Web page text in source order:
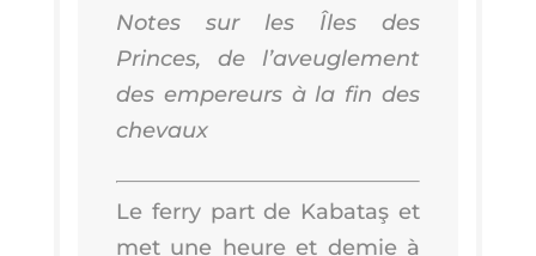
Notes sur les Îles des
Princes, de l’a­veu­gle­ment
des empe­reurs à la fin des
chevaux
Le fer­ry part de Kaba­taş et
met une heure et demie à